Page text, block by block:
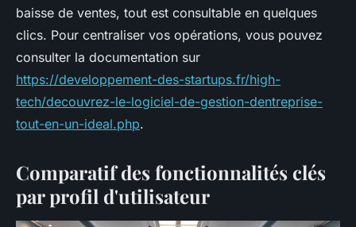
baisse de ventes, tout est consultable en quelques
clics. Pour centraliser vos opérations, vous pouvez
consulter la documentation sur
https://developpement-des-startups.fr/high-
tech/decouvrez-le-logiciel-de-gestion-dentreprise-
tout-en-un-ideal.php.
Comparatif des fonctionnalités clés
par profil d'utilisateur